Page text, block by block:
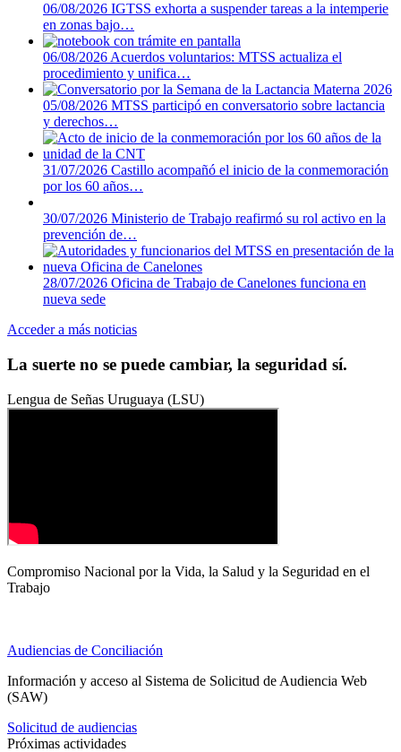
06/08/2026 IGTSS exhorta a suspender tareas a la intemperie
en zonas bajo…
06/08/2026 Acuerdos voluntarios: MTSS actualiza el
procedimiento y unifica…
05/08/2026 MTSS participó en conversatorio sobre lactancia
y derechos…
31/07/2026 Castillo acompañó el inicio de la conmemoración
por los 60 años…
30/07/2026 Ministerio de Trabajo reafirmó su rol activo en la
prevención de…
28/07/2026 Oficina de Trabajo de Canelones funciona en
nueva sede
Acceder a más noticias
La suerte no se puede cambiar, la seguridad sí.
Lengua de Señas Uruguaya (LSU)
Compromiso Nacional por la Vida, la Salud y la Seguridad en el
Trabajo
Audiencias de Conciliación
Información y acceso al Sistema de Solicitud de Audiencia Web
(SAW)
Solicitud de audiencias
Próximas actividades